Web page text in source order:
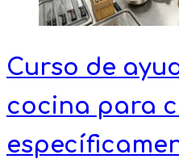
Curso de
cocina para